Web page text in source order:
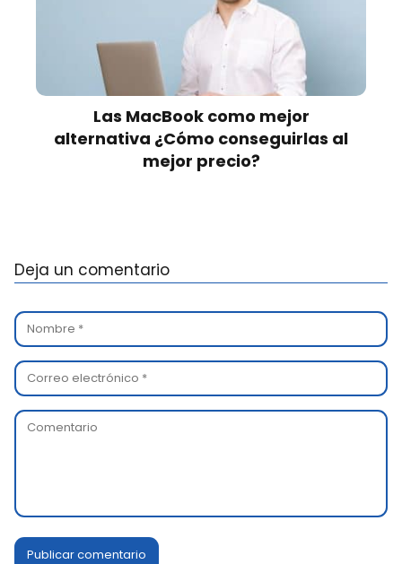
Las MacBook como mejor
alternativa ¿Cómo conseguirlas al
mejor precio?
Deja un comentario